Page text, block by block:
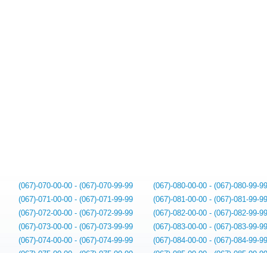
(067)-070-00-00 - (067)-070-99-99
(067)-071-00-00 - (067)-071-99-99
(067)-072-00-00 - (067)-072-99-99
(067)-073-00-00 - (067)-073-99-99
(067)-074-00-00 - (067)-074-99-99
(067)-080-00-00 - (067)-080-99-99
(067)-081-00-00 - (067)-081-99-99
(067)-082-00-00 - (067)-082-99-99
(067)-083-00-00 - (067)-083-99-99
(067)-084-00-00 - (067)-084-99-99